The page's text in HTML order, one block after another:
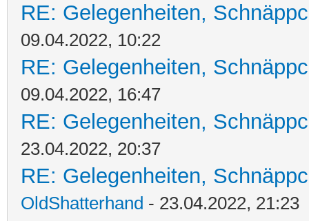
RE: Gelegenheiten,
09.04.2022, 10:22
RE: Gelegenheiten,
09.04.2022, 16:47
RE: Gelegenheiten,
23.04.2022, 20:37
RE: Gelegenheiten,
OldShatterhand - 23.04.2022, 21:23